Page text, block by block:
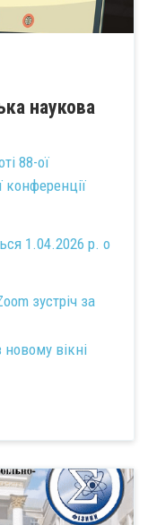
наукова
88-ої
конференції
1.04.2026 р. о
зустріч за